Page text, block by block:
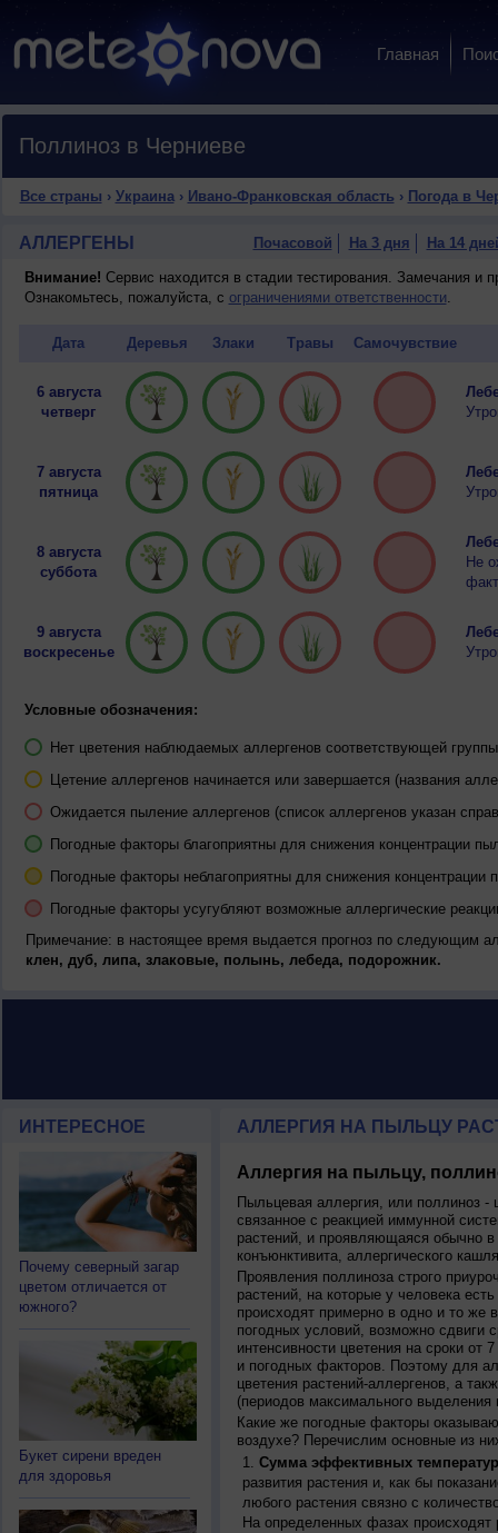
Главная
Поллиноз в Черниеве
Все страны › Украина› Ивано-Франковская область › Погода в
АЛЛЕРГЕНЫ Почасовой На 3 дня На 14
Внимание! Сервис находится в стадии тестирования. Замечания и
Ознакомьтесь, пожалуйста, с ограничениями ответственности.
Дата Деревья Злаки Травы Самочувствие
6 августа
четверг
7 августа
пятница
8 августа
суббота
Не
9 августа
воскресенье
Условные обозначения:
Нет цветения наблюдаемых аллергенов соответствующей
Цетение аллергенов начинается или завершается (названия
Ожидается пыление аллергенов (список аллергенов указан
Погодные факторы благоприятны для снижения концентрации
Погодные факторы неблагоприятны для снижения концентрации
Погодные факторы усугубляют возможные аллергические
Примечание: в настоящее время выдается прогноз по следующим
клен, дуб, липа, злаковые, полынь, лебеда, подорожник.
ИНТЕРЕСНОЕ
Почему северный загар
цветом отличается от
южного?
Букет сирени вреден
для здоровья
АЛЛЕРГИЯ НА ПЫЛЬЦУ
Аллергия на пыльцу,
Пыльцевая аллергия, или поллиноз -
связанное с реакцией иммунной
растений, и проявляющаяся обычно
конъюнктивита, аллергического
Проявления поллиноза строго
растений, на которые у человека
происходят примерно в одно и то же
погодных условий, возможно сдвиги
интенсивности цветения на сроки от
и погодных факторов. Поэтому для
цветения растений-аллергенов, а
(периодов максимального
Какие же погодные факторы
воздухе? Перечислим основные из
Сумма эффективных
развития растения и, как бы
любого растения связно с
На определенных фазах происходят